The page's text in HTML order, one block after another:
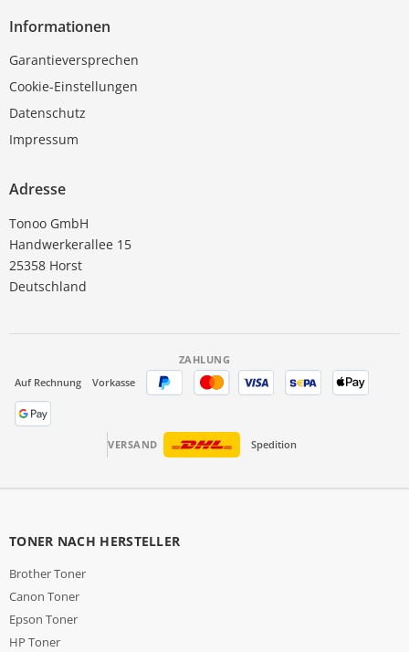
Informationen
Garantieversprechen
Cookie-Einstellungen
Datenschutz
Impressum
Adresse
Tonoo GmbH
Handwerkerallee 15
25358 Horst
Deutschland
ZAHLUNG
Auf Rechnung
Vorkasse
VERSAND Spedition
TONER NACH HERSTELLER
Brother Toner
Canon Toner
Epson Toner
HP Toner